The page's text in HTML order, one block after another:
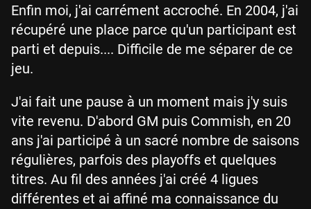
Enfin moi, j'ai carrément accroché. En 2004, j'ai
récupéré une place parce qu'un participant est
parti et depuis.... Difficile de me séparer de ce
jeu.
J'ai fait une pause à un moment mais j'y suis
vite revenu. D'abord GM puis Commish, en 20
ans j'ai participé à un sacré nombre de saisons
régulières, parfois des playoffs et quelques
titres. Au fil des années j'ai créé 4 ligues
différentes et ai affiné ma connaissance du